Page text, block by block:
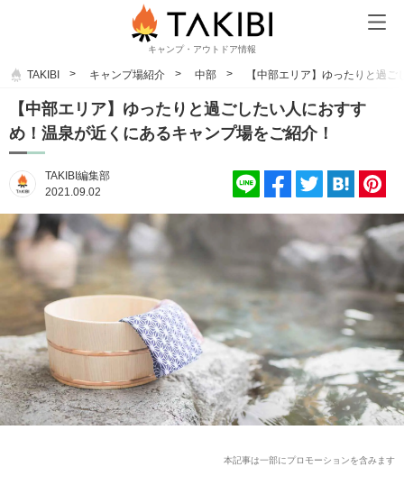
キャンプ・アウトドア情報
TAKIBI キャンプ場紹介 中部 【中部エリア】ゆったりと過
【中部エリア】ゆったりと過ごしたい人におすす
め！温泉が近くにあるキャンプ場をご紹介！
TAKIBI編集部
2021.09.02
本記事は一部にプロモーションを含みます